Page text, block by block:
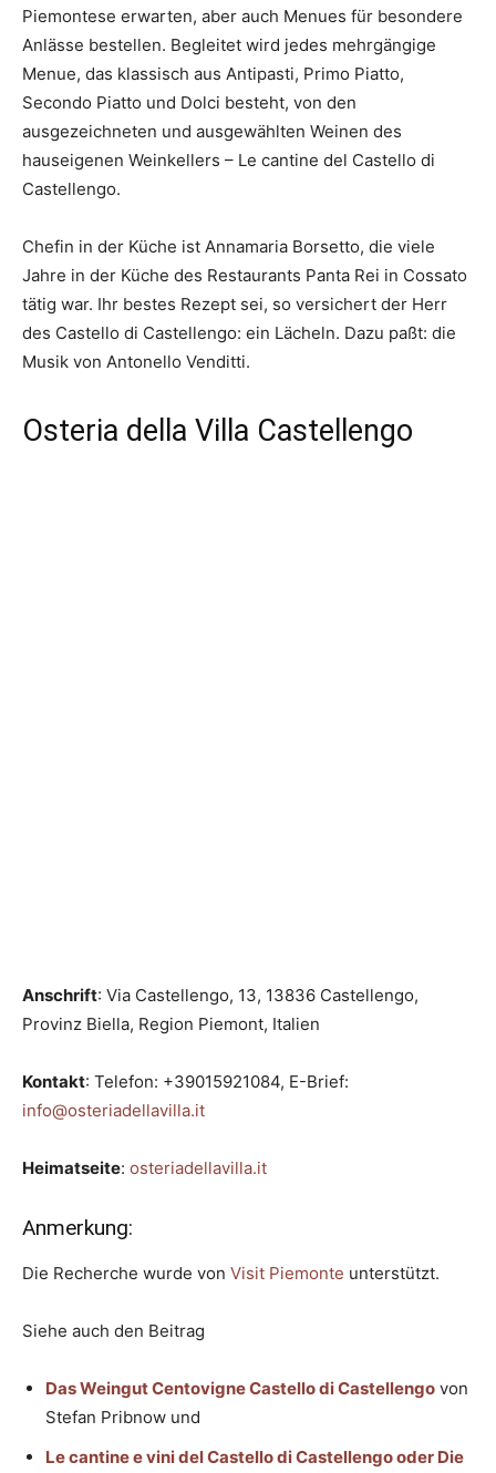
Piemontese erwarten, aber auch Menues für besondere
Anlässe bestellen. Begleitet wird jedes mehrgängige
Menue, das klassisch aus Antipasti, Primo Piatto,
Secondo Piatto und Dolci besteht, von den
ausgezeichneten und ausgewählten Weinen des
hauseigenen Weinkellers – Le cantine del Castello di
Castellengo.
Chefin in der Küche ist Annamaria Borsetto, die viele
Jahre in der Küche des Restaurants Panta Rei in Cossato
tätig war. Ihr bestes Rezept sei, so versichert der Herr
des Castello di Castellengo: ein Lächeln. Dazu paßt: die
Musik von Antonello Venditti.
Osteria della Villa Castellengo
Anschrift: Via Castellengo, 13, 13836 Castellengo,
Provinz Biella, Region Piemont, Italien
Kontakt: Telefon: +39015921084, E-Brief:
info@osteriadellavilla.it
Heimatseite: osteriadellavilla.it
Anmerkung:
Die Recherche wurde von Visit Piemonte unterstützt.
Siehe auch den Beitrag
Das Weingut Centovigne Castello di Castellengo von
Stefan Pribnow und
Le cantine e vini del Castello di Castellengo oder Die